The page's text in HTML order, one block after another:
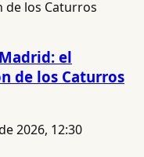
el
de los Caturros
2026, 12:30